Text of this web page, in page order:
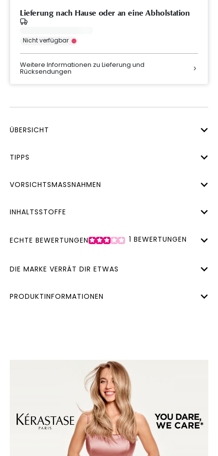
Lieferung nach Hause oder an eine Abholstation
Nicht verfügbar
Weitere Informationen zu Lieferung und
Rücksendungen
ÜBERSICHT
TIPPS
VORSICHTSMASSNAHMEN
INHALTSSTOFFE
ECHTE BEWERTUNGEN 1 BEWERTUNGEN
DIE MARKE VERRÄT DIR ETWAS
PRODUKTINFORMATIONEN